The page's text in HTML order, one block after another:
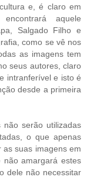
e, é claro em
aquele
Salgado Filho e
como se vê nos
as imagens tem
seus autores, claro
intranferível e isto é
desde a primeira
serão utilizadas
o que apenas
suas imagens em
amargará estes
dele não necessitar